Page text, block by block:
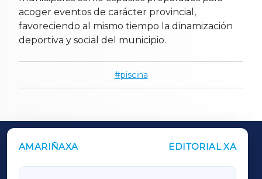
acoger eventos de carácter provincial,
favoreciendo al mismo tiempo la dinamización
deportiva y social del municipio.
piscina
AMARIÑAXA EDITORIAL XA
OUTROS PERIÓDICOS